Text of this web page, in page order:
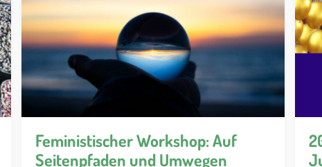
Feministischer Workshop: Auf
Seitenpfaden und Umwegen